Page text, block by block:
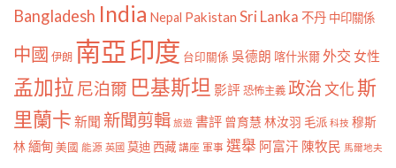
Bangladesh India Nepal Pakistan Sri Lanka 不丹 中印關係
中國 伊朗 南亞印度 台印關係 吳德朗 喀什米爾外交 女性
孟加拉 尼泊爾 巴基斯坦 影評 恐怖主義 政治文化斯
里蘭卡 新聞 新聞剪輯 旅遊 書評 曾育慧 林汝羽 毛派 科技 穆斯
林 緬甸 美國 能源 英國 莫迪 西藏 講座 軍事 選舉 阿富汗 陳牧民 馬爾地夫